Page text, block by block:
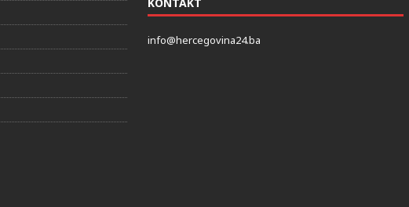
info@hercegovina24.ba